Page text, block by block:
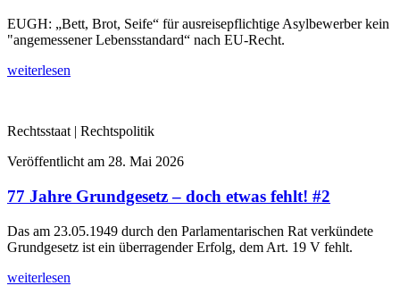
EUGH: „Bett, Brot, Seife“ für ausreisepflichtige Asylbewerber kein
"angemessener Lebensstandard“ nach EU-Recht.
weiterlesen
Rechtsstaat | Rechtspolitik
Veröffentlicht am 28. Mai 2026
77 Jahre Grundgesetz – doch etwas fehlt! #2
Das am 23.05.1949 durch den Parlamentarischen Rat verkündete
Grundgesetz ist ein überragender Erfolg, dem Art. 19 V fehlt.
weiterlesen